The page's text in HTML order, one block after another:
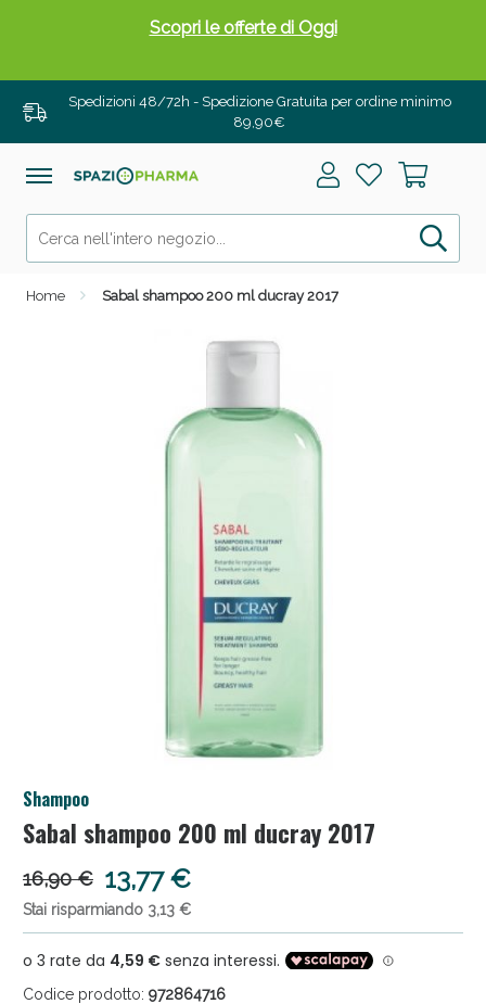
Spedizioni 48/72h - Spedizione Gratuita per ordine minimo
89,90€
Home Sabal shampoo 200 ml ducray 2017
Shampoo
Sabal shampoo 200 ml ducray 2017
16,90 € 13,77 €
Stai risparmiando 3,13 €
Codice prodotto: 972864716
Scopri le offerte di Oggi
Drenanti e Pancia Piatta: Sconti fino al 55% validi
solo per OGGI!
Salini e Multivitaminici: oggi Sconto extra fino al